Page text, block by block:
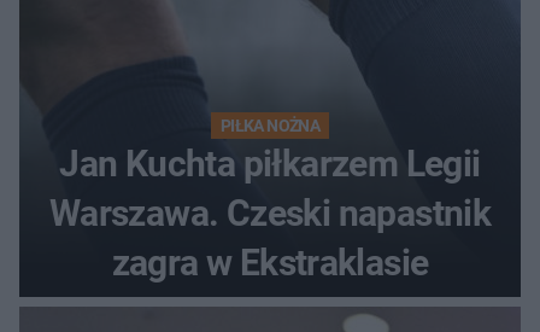
PIŁKA NOŻNA
Jan Kuchta piłkarzem Legii
Warszawa. Czeski napastnik
zagra w Ekstraklasie